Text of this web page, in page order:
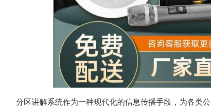
分区讲解系统作为一种现代化的信息传播手段，为各类